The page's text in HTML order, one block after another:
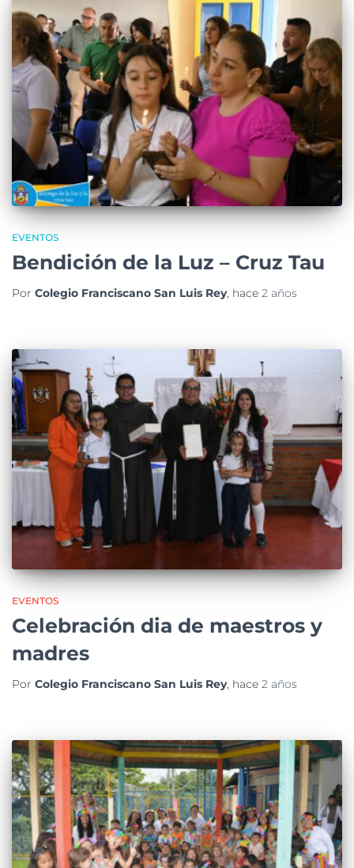
EVENTOS
Bendición de la Luz – Cruz Tau
Por Colegio Franciscano San Luis Rey, hace 2 años
EVENTOS
Celebración dia de maestros y
madres
Por Colegio Franciscano San Luis Rey, hace 2 años